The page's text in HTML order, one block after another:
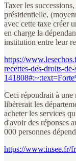
Taxer les
présidentielle,
avec cette taxe créer
en charge la
institution entre leur
https://
recettes-des-droits-
Ceci répondrait à une
libèrerait les
acheter les services
d'avoir des réponses
000 personnes
https://www.insee.fr/